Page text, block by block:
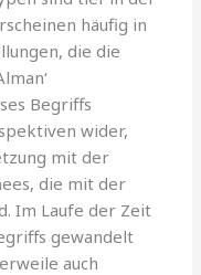
häufig in
die die
Begriffs
wider,
mit der
die mit der
Im Laufe der Zeit
gewandelt
auch